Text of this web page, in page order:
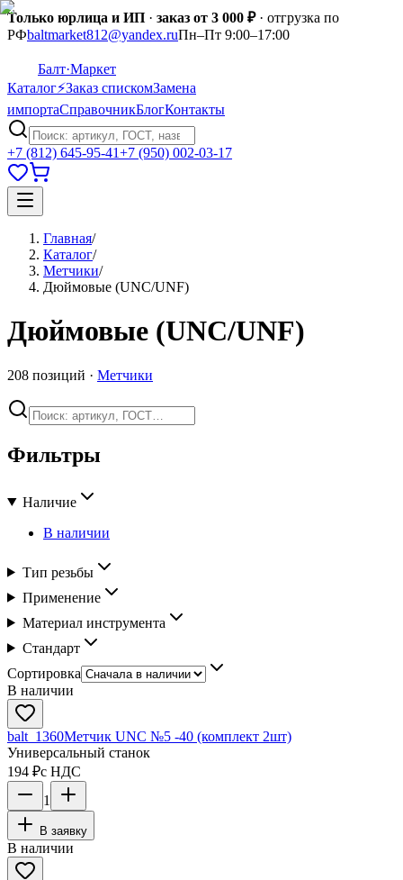
Только юрлица и ИП · заказ от 3 000 ₽· отгрузка по
РФbaltmarket812@yandex.ruПн–Пт 9:00–17:00
Балт·Маркет
Каталог⚡Заказ спискомЗамена
импортаСправочникБлогКонтакты
+7 (812) 645-95-41+7 (950) 002-03-17
Главная/
Каталог/
Метчики/
Дюймовые (UNC/UNF)
Дюймовые (UNC/UNF)
208 позиций · Метчики
Фильтры
Наличие
В наличии
Тип резьбы
Применение
Материал инструмента
Стандарт
Сортировка
В наличии
balt_1360Метчик UNC №5 -40 (комплект 2шт)
Универсальный станок
194 ₽с НДС
1
В заявку
В наличии